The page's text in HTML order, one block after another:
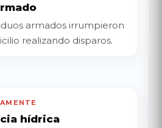
armados irrumpieron
realizando disparos.
hídrica